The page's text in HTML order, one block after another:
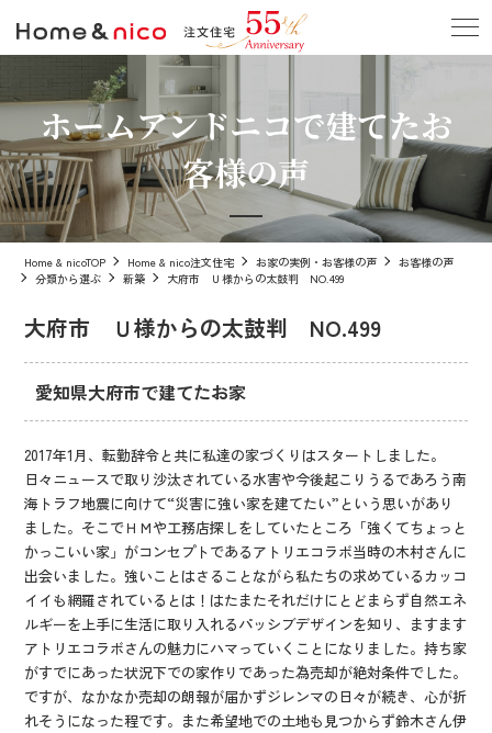
ホームアンドニコで建てたお
客様の声
Home & nicoTOP Home & nico注文住宅 お家の実例・お客様の声
お客様の声
分類から選ぶ
新築 大府市 Ｕ様からの太鼓判 NO.499
大府市 Ｕ様からの太鼓判 NO.499
愛知県大府市で建てたお家
2017年1月、転勤辞令と共に私達の家づくりはスタートしました。
日々ニュースで取り沙汰されている水害や今後起こりうるであろう南
海トラフ地震に向けて“災害に強い家を建てたい”という思いがあり
ました。そこでＨＭや工務店探しをしていたところ「強くてちょっと
かっこいい家」がコンセプトであるアトリエコラボ当時の木村さんに
出会いました。強いことはさることながら私たちの求めているカッコ
イイも網羅されているとは！はたまたそれだけにとどまらず自然エネ
ルギーを上手に生活に取り入れるパッシブデザインを知り、ますます
アトリエコラボさんの魅力にハマっていくことになりました。持ち家
がすでにあった状況下での家作りであった為売却が絶対条件でした。
ですが、なかなか売却の朗報が届かずジレンマの日々が続き、心が折
れそうになった程です。また希望地での土地も見つからず鈴木さん伊